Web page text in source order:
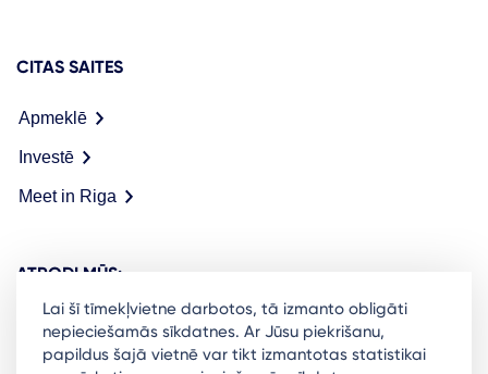
CITAS SAITES
Apmeklē
Investē
Meet in Riga
ATRODI MŪS:
Lai šī tīmekļvietne darbotos, tā izmanto obligāti
nepieciešamās sīkdatnes. Ar Jūsu piekrišanu,
papildus šajā vietnē var tikt izmantotas statistikai